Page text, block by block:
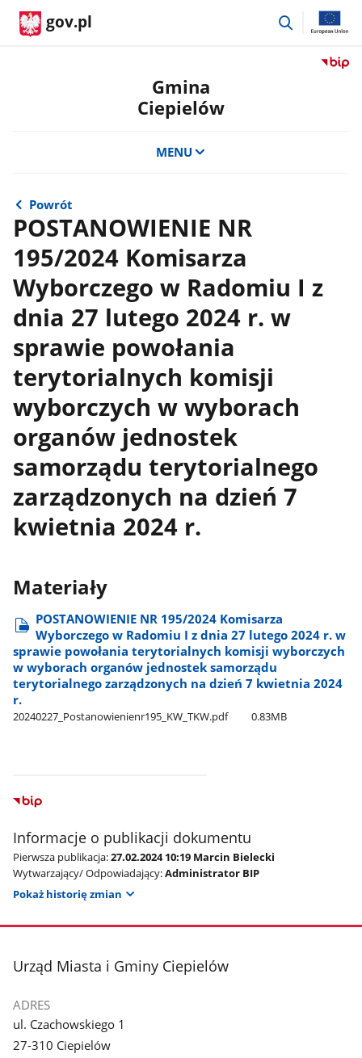
gov.pl
przejdź
Przejdź
Gmina
Ciepielów
MENU
Powrót
POSTANOWIENIE NR
195/2024 Komisarza
Wyborczego w Radomiu I z
dnia 27 lutego 2024 r. w
sprawie powołania
terytorialnych komisji
wyborczych w wyborach
organów jednostek
samorządu terytorialnego
zarządzonych na dzień 7
kwietnia 2024 r.
Materiały
POSTANOWIENIE NR 195/2024 Komisarza
Wyborczego w Radomiu I z dnia 27 lutego 2024 r. w
sprawie powołania terytorialnych komisji wyborczych
w wyborach organów jednostek samorządu
terytorialnego zarządzonych na dzień 7 kwietnia 2024
r.
20240227​_Postanowienienr195​_KW​_TKW.pdf 0.83MB
Informacje o publikacji dokumentu
Pierwsza publikacja:27.02.2024 10:19 Marcin Bielecki
Wytwarzający/ Odpowiadający:Administrator BIP
Pokaż historię zmian
stopka
Urząd Miasta i Gminy Ciepielów
ADRES
ul. Czachowskiego 1
27-310 Ciepielów